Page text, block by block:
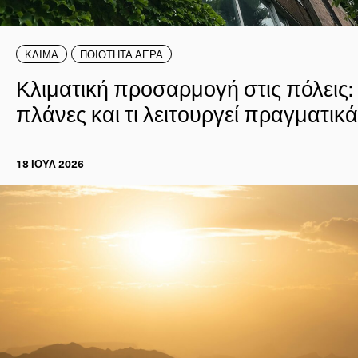
ΚΛΙΜΑ ΠΟΙΟΤΗΤΑ ΑΕΡΑ
Κλιματική προσαρμογή στις
πλάνες και τι λειτουργεί πραγματικά
18 ΙΟΥΛ 2026